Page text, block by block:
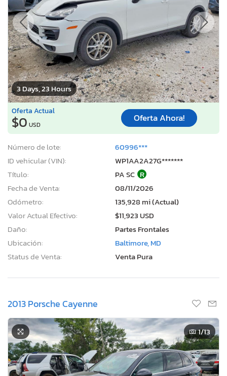
3 Days, 23 Hours
Oferta Actual
$0 USD
Oferta Ahora!
Número de lote:
60996***
ID vehicular (VIN):
WP1AA2A27G*******
Título:
PA SC R
Fecha de Venta:
08/11/2026
Odómetro:
135,928 mi (Actual)
Valor Actual Efectivo:
$11,923 USD
Daño:
Partes Frontales
Ubicación:
Baltimore, MD
Status de Venta:
Venta Pura
2013 Porsche Cayenne
1/13